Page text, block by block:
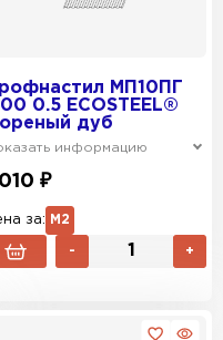
МП10ПГ
0.5 ECOSTEEL®
дуб
информацию
₽
за: М2
- +